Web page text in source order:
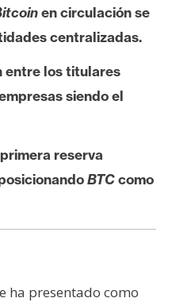
en circulación se
centralizadas.
entre los titulares
siendo el
reserva
BTCcomo
ha presentado como